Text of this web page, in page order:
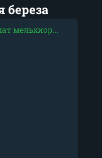
береза
мельхиор...